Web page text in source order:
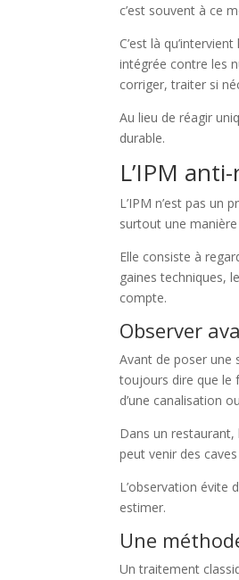
c’est souvent à ce
C’est là
intégrée contre les
corriger, traiter si
Au lieu de réagir
durable.
L’IPM
L’IPM n’est pas un
surtout une
Elle consiste à
gaines techniques,
compte.
Observer
Avant de poser une
toujours dire que le
d’une canalisation
Dans un
peut venir des
L’observation évite
estimer.
Une
Un traitement